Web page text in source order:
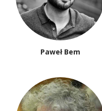
Paweł Bem